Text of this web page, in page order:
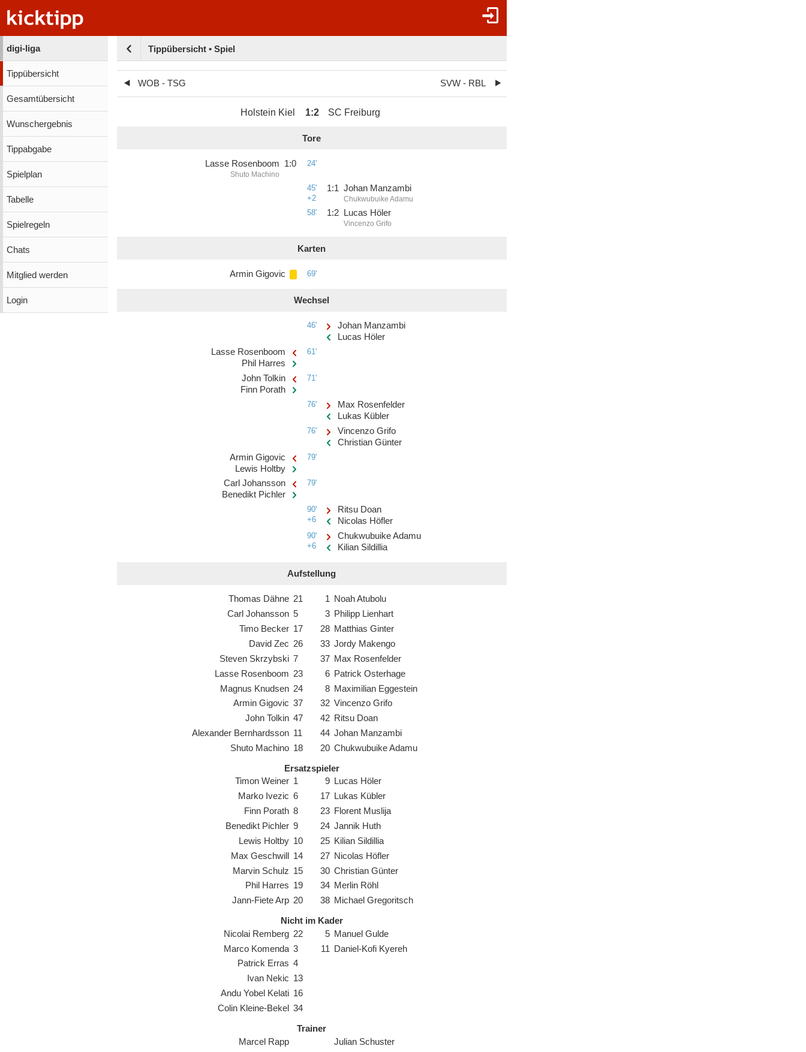
digi-liga
Tippübersicht
Gesamtübersicht
Wunschergebnis
Tippabgabe
Spielplan
Tabelle
Spielregeln
Chats
Mitglied werden
Login
Tippübersicht • Spiel
WOB - TSG SVW - RBL
Holstein Kiel 1:2 SC Freiburg
Tore
Lasse Rosenboom
Shuto Machino
1:0 24'
45'
+2
1:1 Johan Manzambi
Chukwubuike Adamu
58' 1:2 Lucas Höler
Vincenzo Grifo
Karten
Armin Gigovic 69'
Wechsel
46'
Johan Manzambi
Lucas Höler
Lasse Rosenboom
Phil Harres
61'
John Tolkin
Finn Porath
71'
76'
Max Rosenfelder
Lukas Kübler
76'
Vincenzo Grifo
Christian Günter
Armin Gigovic
Lewis Holtby
79'
Carl Johansson
Benedikt Pichler
79'
90'
+6
Ritsu Doan
Nicolas Höfler
90'
+6
Chukwubuike Adamu
Kilian Sildillia
Aufstellung
Thomas Dähne 21 1 Noah Atubolu
Carl Johansson 5 3 Philipp Lienhart
Timo Becker 17 28 Matthias Ginter
David Zec 26 33 Jordy Makengo
Steven Skrzybski 7 37 Max Rosenfelder
Lasse Rosenboom 23 6 Patrick Osterhage
Magnus Knudsen 24 8 Maximilian Eggestein
Armin Gigovic 37 32 Vincenzo Grifo
John Tolkin 47 42 Ritsu Doan
Alexander Bernhardsson 11 44 Johan Manzambi
Shuto Machino 18 20 Chukwubuike Adamu
Ersatzspieler
Timon Weiner 1 9 Lucas Höler
Marko Ivezic 6 17 Lukas Kübler
Finn Porath 8 23 Florent Muslija
Benedikt Pichler 9 24 Jannik Huth
Lewis Holtby 10 25 Kilian Sildillia
Max Geschwill
14 27 Nicolas Höfler
Marvin Schulz 15 30 Christian Günter
Phil Harres 19 34 Merlin Röhl
Jann-Fiete Arp 20 38 Michael Gregoritsch
Nicht im Kader
Nicolai Remberg 22 5 Manuel Gulde
Marco Komenda 3 11
Daniel-Kofi Kyereh
Patrick Erras 4
Ivan Nekic 13
Andu Yobel Kelati 16
Colin Kleine-Bekel
34
Trainer
Marcel Rapp
Julian Schuster